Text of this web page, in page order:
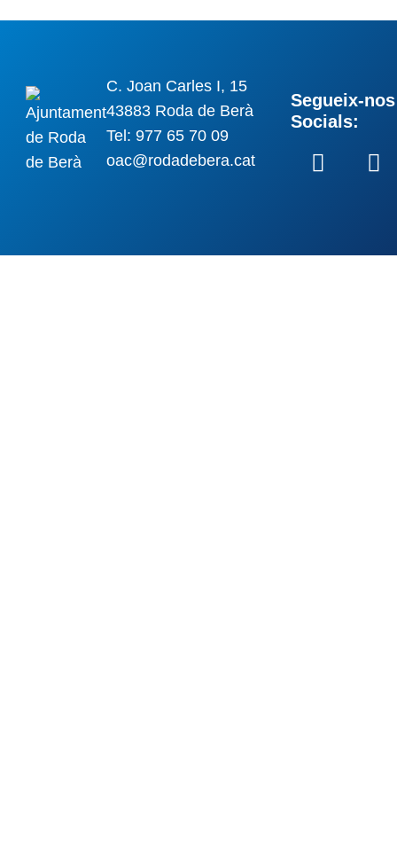
C. Joan Carles I, 15
43883 Roda de Berà
Tel: 977 65 70 09
oac@rodadebera.cat
Segueix-
Socials: